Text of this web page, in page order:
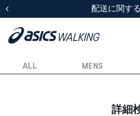
スクスク（SUKU2）
配送に関す
スクスク（SUKU2）
配送に関す
ALL MENS
詳細